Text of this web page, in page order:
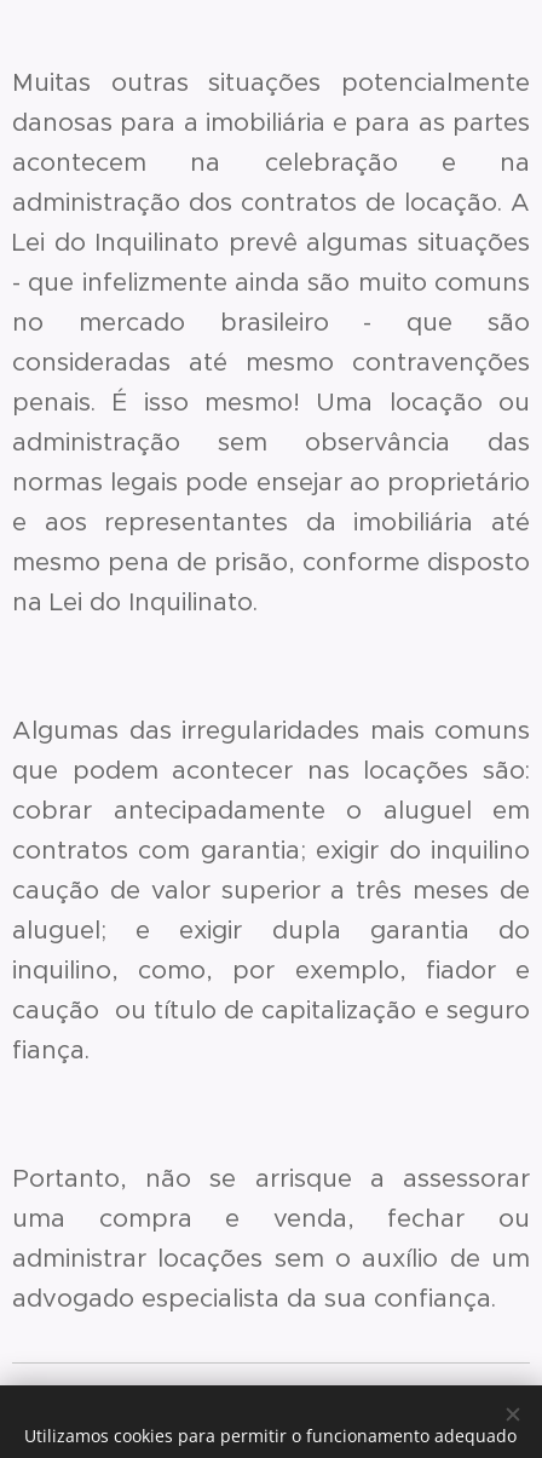
Muitas outras situações potencialmente
danosas para a imobiliária e para as partes
acontecem na celebração e na
administração dos contratos de locação. A
Lei do Inquilinato prevê algumas situações
- que infelizmente ainda são muito comuns
no mercado brasileiro - que são
consideradas até mesmo contravenções
penais. É isso mesmo! Uma locação ou
administração sem observância das
normas legais pode ensejar ao proprietário
e aos representantes da imobiliária até
mesmo pena de prisão, conforme disposto
na Lei do Inquilinato.
Algumas das irregularidades mais comuns
que podem acontecer nas locações são:
cobrar antecipadamente o aluguel em
contratos com garantia; exigir do inquilino
caução de valor superior a três meses de
aluguel; e exigir dupla garantia do
inquilino, como, por exemplo, fiador e
caução ou título de capitalização e seguro
fiança.
Portanto, não se arrisque a assessorar
uma compra e venda, fechar ou
administrar locações sem o auxílio de um
advogado especialista da sua confiança.
Envie uma mensagem
Utilizamos cookies para permitir o funcionamento adequado